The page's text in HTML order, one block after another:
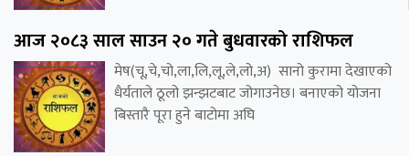
आज २०८३ साल साउन २० गते बुधवारको राशिफल
मेष(चू,चे,चो,ला,लि,लू,ले,लो,अ) सानो कुरामा देखाएको
धैर्यताले ठूलो झन्झटबाट जोगाउनेछ। बनाएको योजना
बिस्तारै पूरा हुने बाटोमा अघि